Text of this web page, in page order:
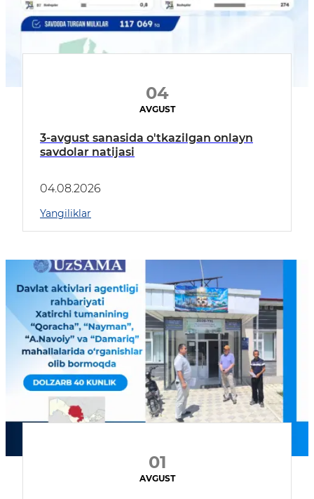
04
AVGUST
3-avgust sanasida o'tkazilgan onlayn
savdolar natijasi
04.08.2026
Yangiliklar
01
AVGUST